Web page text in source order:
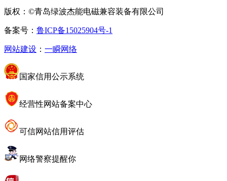
版权：©青岛绿波杰能电磁兼容装备有限公司
备案号： 鲁ICP备15025904号-1
网站建设 ： 一瞬网络
国家信用公示系统
经营性网站备案中心
可信网站信用评估
网络警察提醒你